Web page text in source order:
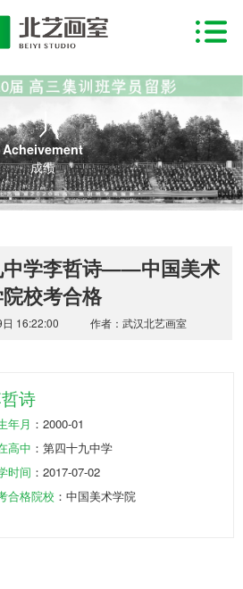
Acheivement
成绩
中学李哲诗——中国美术
校考合格
16:22:00 作者：武汉北艺画室
诗
年月 ：2000-01
高中 ：第四十九中学
时间 ：2017-07-02
合格院校 ：中国美术学院